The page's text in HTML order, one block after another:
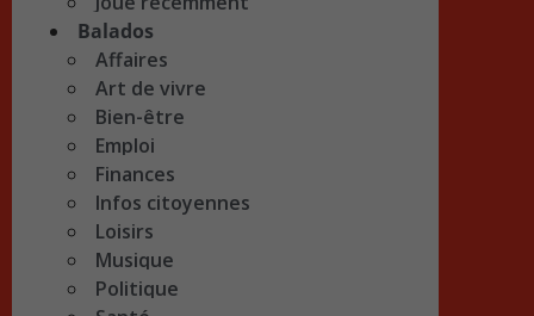
Balados
Affaires
Art de vivre
Bien-être
Emploi
Finances
Infos citoyennes
Loisirs
Musique
Politique